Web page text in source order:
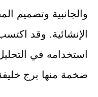
والجانبية وتصميم
الإنشائية. وقد
استخدامه في
ضخمة منها برج